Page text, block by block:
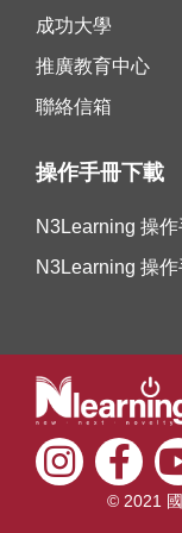
成功大學
推廣教育中心
聯絡信箱
操作手冊下載
N3Learning 操
N3Learning 操
© 2021